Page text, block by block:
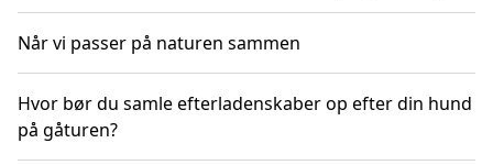
Når vi passer på naturen sammen
Hvor bør du samle efterladenskaber op efter din hund
på gåturen?